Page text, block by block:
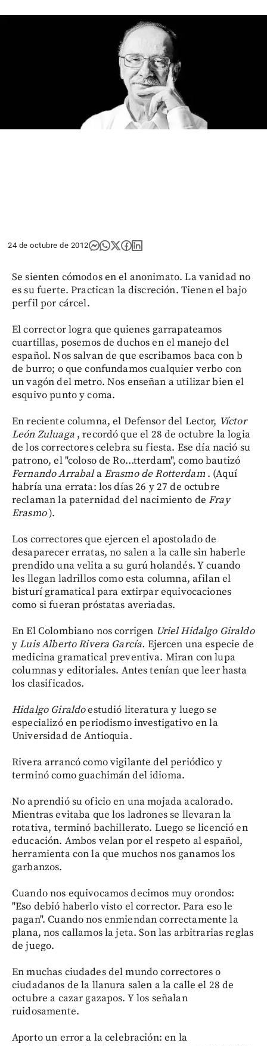
24 de octubre de 2012
Se sienten cómodos en el anonimato. La vanidad no
es su fuerte. Practican la discreción. Tienen el bajo
perfil por cárcel.
El corrector logra que quienes garrapateamos
cuartillas, posemos de duchos en el manejo del
español. Nos salvan de que escribamos baca con b
de burro; o que confundamos cualquier verbo con
un vagón del metro. Nos enseñan a utilizar bien el
esquivo punto y coma.
En reciente columna, el Defensor del Lector, Víctor
León Zuluaga, recordó que el 28 de octubre la logia
de los correctores celebra su fiesta. Ese día nació su
patrono, el "coloso de Ro…tterdam", como bautizó
Fernando ArrabalaErasmo de Rotterdam. (Aquí
habría una errata: los días 26 y 27 de octubre
reclaman la paternidad del nacimiento deFray
Erasmo).
Los correctores que ejercen el apostolado de
desaparecer erratas, no salen a la calle sin haberle
prendido una velita a su gurú holandés. Y cuando
les llegan ladrillos como esta columna, afilan el
bisturí gramatical para extirpar equivocaciones
como si fueran próstatas averiadas.
En El Colombiano nos corrigen Uriel Hidalgo Giraldo
yLuis Alberto Rivera García. Ejercen una especie de
medicina gramatical preventiva. Miran con lupa
columnas y editoriales. Antes tenían que leer hasta
los clasificados.
Hidalgo Giraldoestudió literatura y luego se
especializó en periodismo investigativo en la
Universidad de Antioquia.
Rivera arrancó como vigilante del periódico y
terminó como guachimán del idioma.
No aprendió su oficio en una mojada acalorado.
Mientras evitaba que los ladrones se llevaran la
rotativa, terminó bachillerato. Luego se licenció en
educación. Ambos velan por el respeto al español,
herramienta con la que muchos nos ganamos los
garbanzos.
Cuando nos equivocamos decimos muy orondos:
"Eso debió haberlo visto el corrector. Para eso le
pagan". Cuando nos enmiendan correctamente la
plana, nos callamos la jeta. Son las arbitrarias reglas
de juego.
En muchas ciudades del mundo correctores o
ciudadanos de la llanura salen a la calle el 28 de
octubre a cazar gazapos. Y los señalan
ruidosamente.
Aporto un error a la celebración: en la